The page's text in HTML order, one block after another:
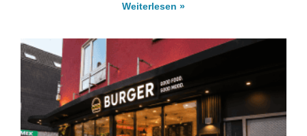
Weiterlesen »